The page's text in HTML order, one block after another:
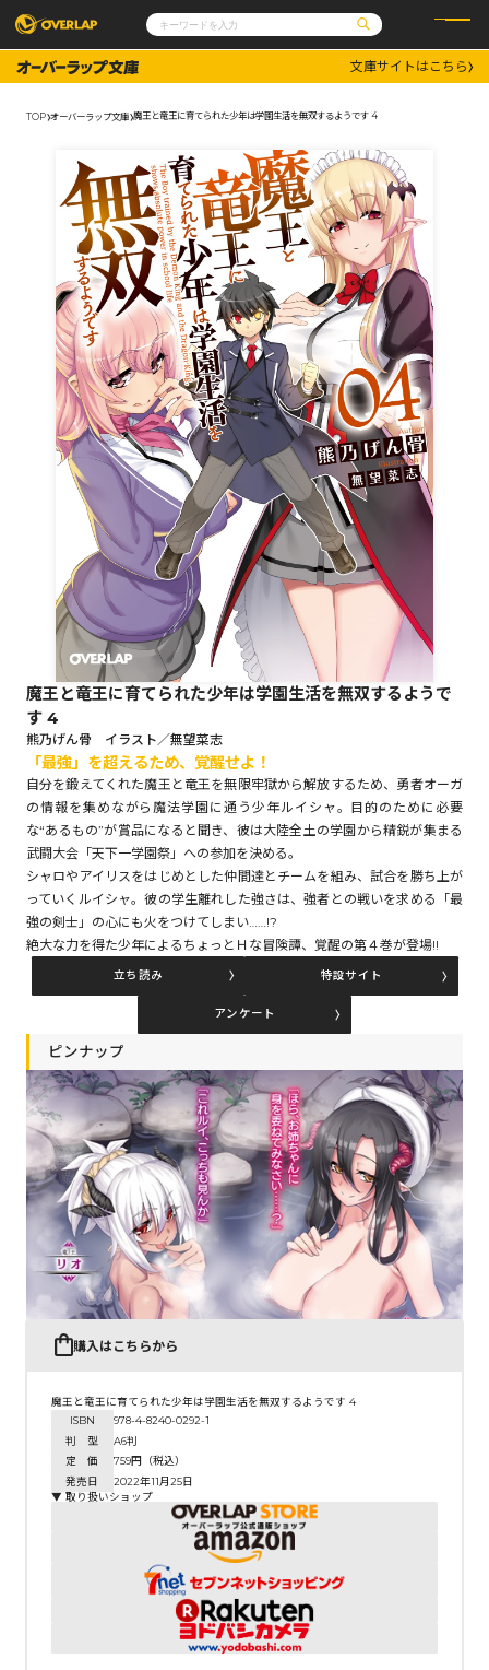
コミックガルド
コミッククリエ
文庫
ノベルス
コミックエッセイ
ポケットモンスター
アニメ
ゲーム
通販・NEWS
OVERLAP STORE
オーバーラップ広報室
企業
会社概要
採用情報
アクセス
オーバーラップホールディングス
お問い合わせはこちら
オーバーラップ文庫
オーバーラップノベルス
オーバーラップノベルスf
ロサージュノベルス
コミックガルド
コミッククリエ
コミックパルフェ
閉じる
文庫サイトはこちら
TOP オーバーラップ文庫 魔王と竜王に育てられた少年は学園生活を無双するようです 4
魔王と竜王に育てられた少年は学園生活を無双するようで
す 4
熊乃げん骨 イラスト／無望菜志
「最強」を超えるため、覚醒せよ！
自分を鍛えてくれた魔王と竜王を無限牢獄から解放するため、勇者オーガ
の情報を集めながら魔法学園に通う少年ルイシャ。目的のために必要
な“あるもの”が賞品になると聞き、彼は大陸全土の学園から精鋭が集まる
武闘大会「天下一学園祭」への参加を決める。
シャロやアイリスをはじめとした仲間達とチームを組み、試合を勝ち上が
っていくルイシャ。彼の学生離れした強さは、強者との戦いを求める「最
強の剣士」の心にも火をつけてしまい……!?
絶大な力を得た少年によるちょっとＨな冒険譚、覚醒の第４巻が登場!!
立ち読み 特設サイト
アンケート
ピンナップ
購入はこちらから
魔王と竜王に育てられた少年は学園生活を無双するようです 4
ISBN
978-4-8240-0292-1
判 型
A6判
定 価
759円（税込）
発売日
2022年11月25日
▼ 取り扱いショップ